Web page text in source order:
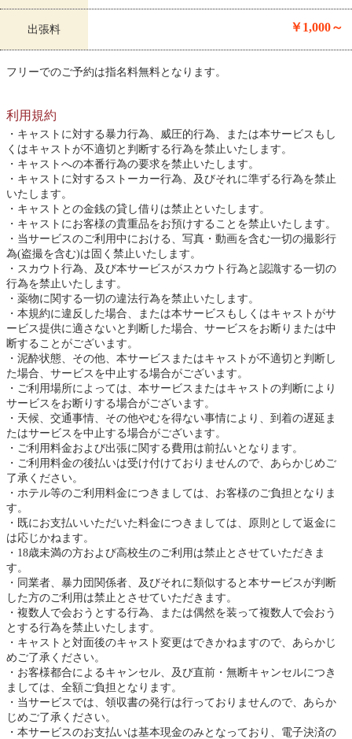
出張料 ￥1,000～
フリーでのご予約は指名料無料となります。
利用規約
キャストに対する暴力行為、威圧的行為、または本サービスもし
くはキャストが不適切と判断する行為を禁止いたします。
キャストへの本番行為の要求を禁止いたします。
キャストに対するストーカー行為、及びそれに準ずる行為を禁止
いたします。
キャストとの金銭の貸し借りは禁止といたします。
キャストにお客様の貴重品をお預けすることを禁止いたします。
当サービスのご利用中における、写真・動画を含む一切の撮影行
為(盗撮を含む)は固く禁止いたします。
スカウト行為、及び本サービスがスカウト行為と認識する一切の
行為を禁止いたします。
薬物に関する一切の違法行為を禁止いたします。
本規約に違反した場合、または本サービスもしくはキャストがサ
ービス提供に適さないと判断した場合、サービスをお断りまたは中
断することがございます。
泥酔状態、その他、本サービスまたはキャストが不適切と判断し
た場合、サービスを中止する場合がございます。
ご利用場所によっては、本サービスまたはキャストの判断により
サービスをお断りする場合がございます。
天候、交通事情、その他やむを得ない事情により、到着の遅延ま
たはサービスを中止する場合がございます。
ご利用料金および出張に関する費用は前払いとなります。
ご利用料金の後払いは受け付けておりませんので、あらかじめご
了承ください。
ホテル等のご利用料金につきましては、お客様のご負担となりま
す。
既にお支払いいただいた料金につきましては、原則として返金に
は応じかねます。
18歳未満の方および高校生のご利用は禁止とさせていただきま
す。
同業者、暴力団関係者、及びそれに類似すると本サービスが判断
した方のご利用は禁止とさせていただきます。
複数人で会おうとする行為、または偶然を装って複数人で会おう
とする行為を禁止いたします。
キャストと対面後のキャスト変更はできかねますので、あらかじ
めご了承ください。
お客様都合によるキャンセル、及び直前・無断キャンセルにつき
ましては、全額ご負担となります。
当サービスでは、領収書の発行は行っておりませんので、あらか
じめご了承ください。
本サービスのお支払いは基本現金のみとなっており、電子決済の